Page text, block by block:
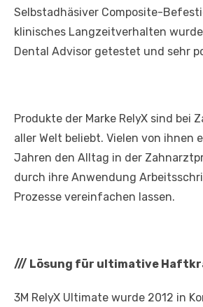
Selbstadhäsiver Composite-
klinisches Langzeitverhalten
Dental Advisor getestet und sehr
Produkte der Marke RelyX sind bei
aller Welt beliebt. Vielen von ihnen
Jahren den Alltag in der
durch ihre Anwendung
Prozesse vereinfachen lassen.
/// Lösung für ultimative
3M RelyX Ultimate wurde 2012 in